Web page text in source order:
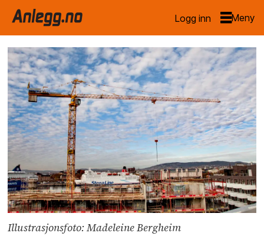
Logg inn
Illustrasjonsfoto: Madeleine Bergheim